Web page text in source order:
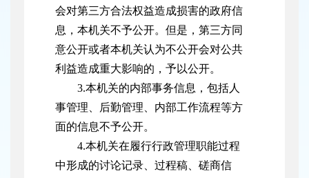
会对第三方合法权益造成损害的政府信
息，本机关不予公开。但是，第三方同
意公开或者本机关认为不公开会对公共
利益造成重大影响的，予以公开。
3.本机关的内部事务信息，包括人
事管理、后勤管理、内部工作流程等方
面的信息不予公开。
4.本机关在履行行政管理职能过程
中形成的讨论记录、过程稿、磋商信